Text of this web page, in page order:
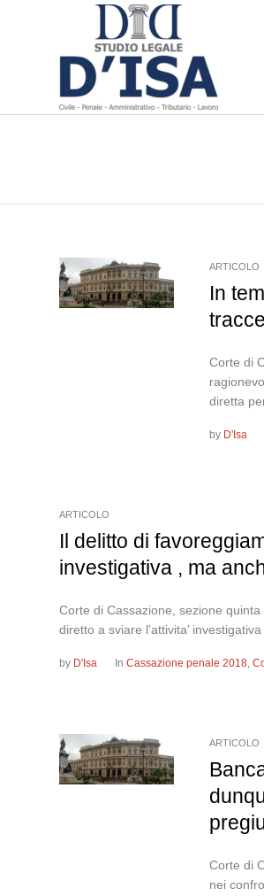
ARTICOLO
In
Corte di
diretta
by D'Isa
ARTICOLO
Il delitto di
investigativa , ma
Corte di Cassazione, sezione
diretto a sviare l’attivita’
by D'Isa InCassazione penale 2018,
ARTICOLO
Corte di
nei